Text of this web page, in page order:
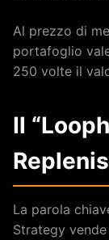
Al prezzo di
portafoglio
250 volte il
Il
La parola
Strategy